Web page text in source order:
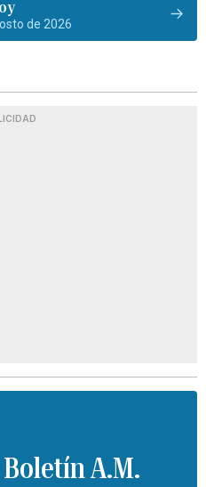
de 2026
Boletín A.M.